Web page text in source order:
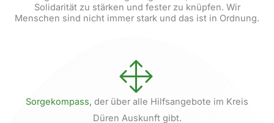
Solidarität zu stärken und fester zu knüpfen. Wir
Menschen sind nicht immer stark und das ist in Ordnung.
Sorgekompass, der über alle Hilfsangebote im Kreis
Düren Auskunft gibt.